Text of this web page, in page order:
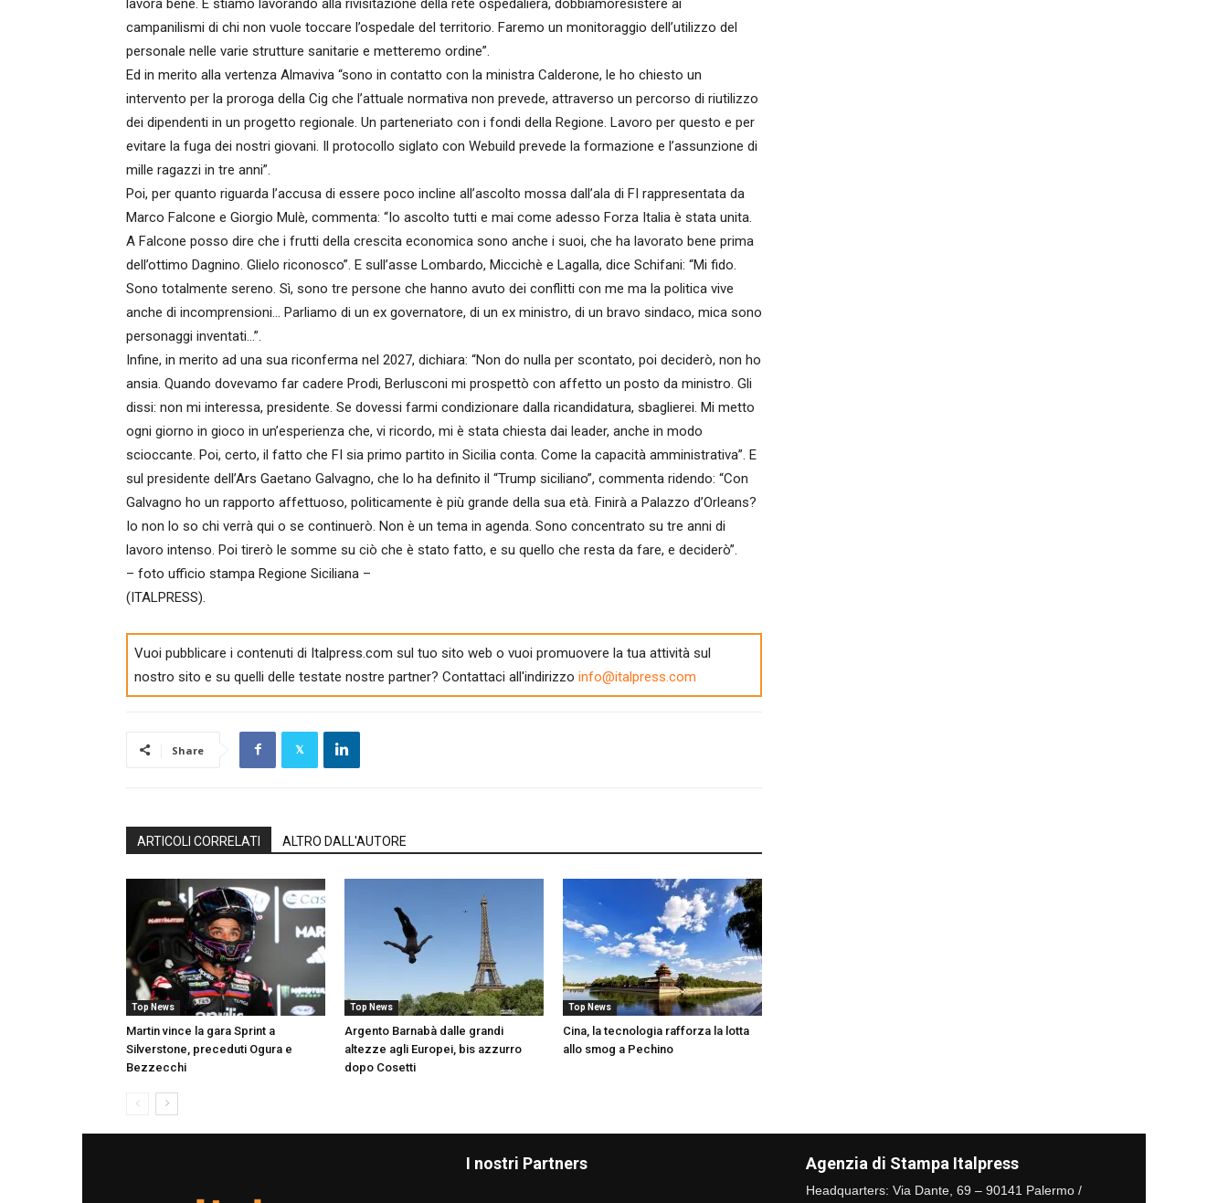
lavora bene. E stiamo lavorando alla rivisitazione della rete ospedaliera, dobbiamoresistere ai
campanilismi di chi non vuole toccare l’ospedale del territorio. Faremo un monitoraggio dell’utilizzo del
personale nelle varie strutture sanitarie e metteremo ordine”.
Ed in merito alla vertenza Almaviva “sono in contatto con la ministra Calderone, le ho chiesto un
intervento per la proroga della Cig che l’attuale normativa non prevede, attraverso un percorso di riutilizzo
dei dipendenti in un progetto regionale. Un parteneriato con i fondi della Regione. Lavoro per questo e per
evitare la fuga dei nostri giovani. Il protocollo siglato con Webuild prevede la formazione e l’assunzione di
mille ragazzi in tre anni”.
Poi, per quanto riguarda l’accusa di essere poco incline all’ascolto mossa dall’ala di FI rappresentata da
Marco Falcone e Giorgio Mulè, commenta: “Io ascolto tutti e mai come adesso Forza Italia è stata unita.
A Falcone posso dire che i frutti della crescita economica sono anche i suoi, che ha lavorato bene prima
dell’ottimo Dagnino. Glielo riconosco”. E sull’asse Lombardo, Miccichè e Lagalla, dice Schifani: “Mi fido.
Sono totalmente sereno. Sì, sono tre persone che hanno avuto dei conflitti con me ma la politica vive
anche di incomprensioni… Parliamo di un ex governatore, di un ex ministro, di un bravo sindaco, mica sono
personaggi inventati…”.
Infine, in merito ad una sua riconferma nel 2027, dichiara: “Non do nulla per scontato, poi deciderò, non ho
ansia. Quando dovevamo far cadere Prodi, Berlusconi mi prospettò con affetto un posto da ministro. Gli
dissi: non mi interessa, presidente. Se dovessi farmi condizionare dalla ricandidatura, sbaglierei. Mi metto
ogni giorno in gioco in un’esperienza che, vi ricordo, mi è stata chiesta dai leader, anche in modo
scioccante. Poi, certo, il fatto che FI sia primo partito in Sicilia conta. Come la capacità amministrativa”. E
sul presidente dell’Ars Gaetano Galvagno, che lo ha definito il “Trump siciliano”, commenta ridendo: “Con
Galvagno ho un rapporto affettuoso, politicamente è più grande della sua età. Finirà a Palazzo d’Orleans?
Io non lo so chi verrà qui o se continuerò. Non è un tema in agenda. Sono concentrato su tre anni di
lavoro intenso. Poi tirerò le somme su ciò che è stato fatto, e su quello che resta da fare, e deciderò”.
– foto ufficio stampa Regione Siciliana –
(ITALPRESS).
Vuoi pubblicare i contenuti di Italpress.com sul tuo sito web o vuoi promuovere la tua attività sul
nostro sito e su quelli delle testate nostre partner? Contattaci all'indirizzo info@italpress.com
Share
ARTICOLI CORRELATI ALTRO DALL'AUTORE
Top News
Martin vince la gara Sprint a
Silverstone, preceduti Ogura e
Bezzecchi
Top News
Argento Barnabà dalle grandi
altezze agli Europei, bis azzurro
dopo Cosetti
Top News
Cina, la tecnologia rafforza la lotta
allo smog a Pechino
I nostri Partners Agenzia di Stampa Italpress
Headquarters: Via Dante, 69 – 90141 Palermo /